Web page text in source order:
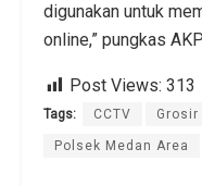
digunakan untuk
online,” pungkas
Post Views: 313
Tags: CCTV Grosir
Polsek Medan Area